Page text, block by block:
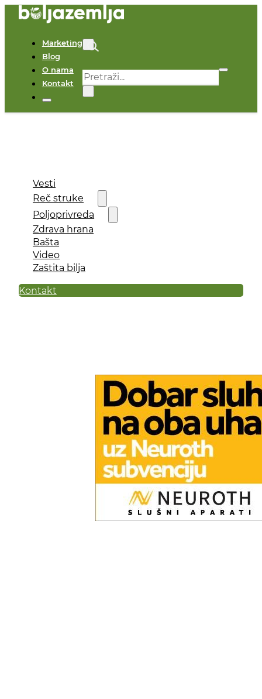
Marketing
Blog
O nama
Kontakt
Pretraga
Vesti
Reč struke
Poljoprivreda
Zdrava hrana
Bašta
Video
Zaštita bilja
Kontakt